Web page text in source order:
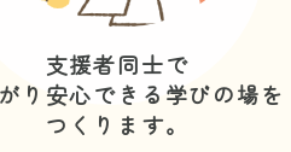
支援者同士で
り安心できる学びの場を
つくります。